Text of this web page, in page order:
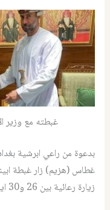
غبطته مع وزير
بدعوة من راعي ابرشية
غطاس (هزيم) زار غبطة
زيارة رعائية بين 26 و30 ايار 2022.